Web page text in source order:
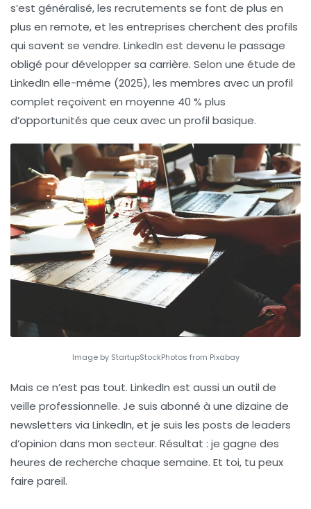
s’est généralisé, les recrutements se font de plus en
plus en remote, et les entreprises cherchent des profils
qui savent se vendre. LinkedIn est devenu le passage
obligé pourdévelopper sa carrière. Selon une étude de
LinkedIn elle-même (2025), les membres avec un profil
complet reçoivent en moyenne 40 % plus
d’opportunités que ceux avec un profil basique.
Image by StartupStockPhotos from Pixabay
Mais ce n’est pas tout. LinkedIn est aussi un outil de
veille professionnelle. Je suis abonné à une dizaine de
newsletters via LinkedIn, et je suis les posts de leaders
d’opinion dans mon secteur. Résultat : je gagne des
heures de recherche chaque semaine. Et toi, tu peux
faire pareil.